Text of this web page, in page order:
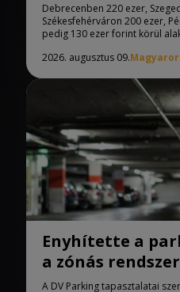
Debrecenben 220 ezer,
Székesfehérváron 200 ezer,
pedig 130 ezer forint körül
2026. augusztus 09.
Enyhítette a
a zónás
A DV Parking tapasztalatai